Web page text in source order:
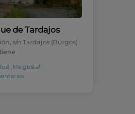
de Tardajos
s/n Tardajos (Burgos)
¡Me gusta!